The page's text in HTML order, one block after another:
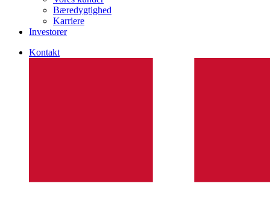
Bæredygtighed
Karriere
Investorer
Kontakt